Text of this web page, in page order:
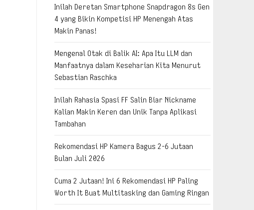
Inilah Deretan Smartphone Snapdragon 8s Gen
4 yang Bikin Kompetisi HP Menengah Atas
Makin Panas!
Mengenal Otak di Balik AI: Apa Itu LLM dan
Manfaatnya dalam Keseharian Kita Menurut
Sebastian Raschka
Inilah Rahasia Spasi FF Salin Biar Nickname
Kalian Makin Keren dan Unik Tanpa Aplikasi
Tambahan
Rekomendasi HP Kamera Bagus 2-6 Jutaan
Bulan Juli 2026
Cuma 2 Jutaan! Ini 6 Rekomendasi HP Paling
Worth It Buat Multitasking dan Gaming Ringan